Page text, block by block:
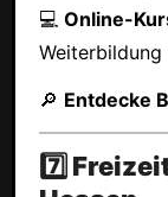
💻 Online-
🔎 Entdecke
7️⃣